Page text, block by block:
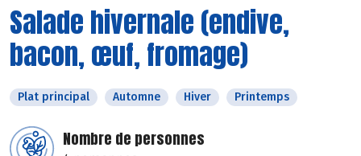
Salade hivernale (endive,
bacon, œuf, fromage)
Plat principal Automne Hiver Printemps
Nombre de personnes